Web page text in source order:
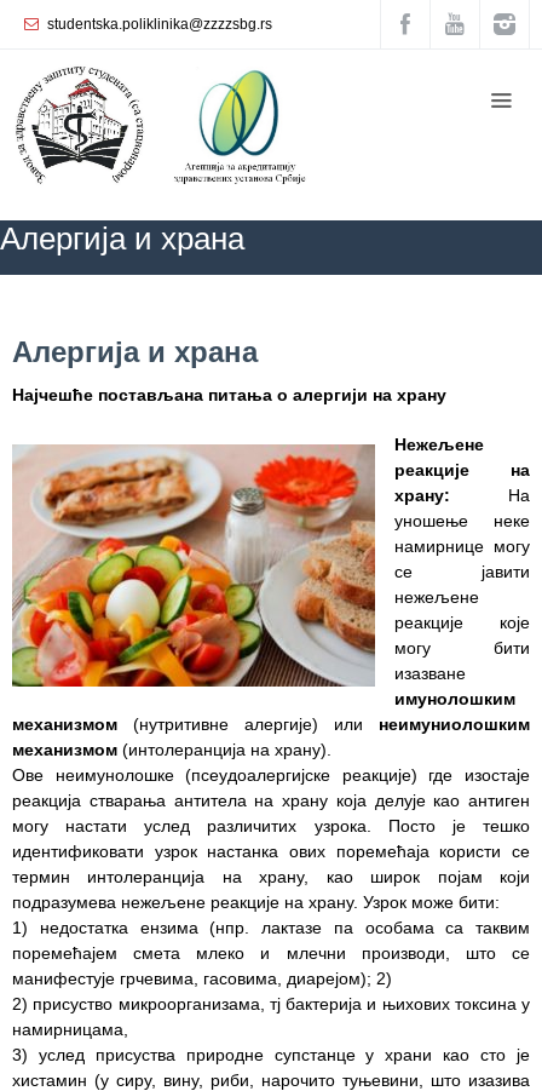
studentska.poliklinika@zzzzsbg.rs
Алергија и храна
Алергија и храна
Најчешће постављана питања о алергији на храну
Нежељене
реакције на
храну: На
уношење неке
намирнице могу
се јавити
нежељене
реакције које
могу бити
изазване
имунолошким
механизмом (нутритивне алергије) или неимуниолошким
механизмом (интолеранција на храну).
Ове неимунолошке (псеудоалергијске реакције) где изостаје
реакција стварања антитела на храну која делује као антиген
могу настати услед различитих узрока. Посто је тешко
идентификовати узрок настанка ових поремећаја користи се
термин интолеранција на храну, као широк појам који
подразумева нежељене реакције на храну. Узрок може бити:
1) недостатка ензима (нпр. лактазе па особама са таквим
поремећајем смета млеко и млечни производи, што се
манифестује грчевима, гасовима, диарејом); 2)
2) присуство микроорганизама, тј бактерија и њихових токсина у
намирницама,
3) услед присуства природне супстанце у храни као сто је
хистамин (у сиру, вину, риби, нарочито туњевини, што изазива
Почетна
O
нама
организација
Служба
Служба за
здравствену
заштиту
жена
Служба
стоматолошке
здравствене
заштите
специјалистичко
консултативну
делатност
Служба за
унапређење
Служба за
медицинску
дијагностику
Стационар